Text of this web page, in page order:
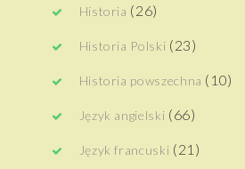
Historia (26)
Historia Polski (23)
Historia powszechna (10)
Język angielski (66)
Język francuski (21)